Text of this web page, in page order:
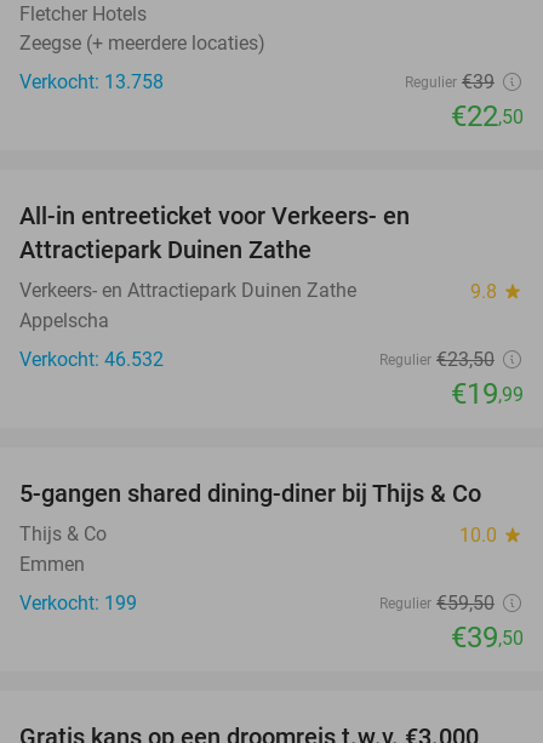
Fletcher Hotels
Zeegse (+ meerdere locaties)
Verkocht: 13.758
Regulier €39
€22,50
All-in entreeticket voor Verkeers- en
Attractiepark Duinen Zathe
Verkeers- en Attractiepark Duinen Zathe 9.8 star
Appelscha
Verkocht: 46.532
Regulier €23,50
€19,99
34%
5-gangen shared dining-diner bij Thijs & Co
Thijs & Co 10.0 star
Emmen
Verkocht: 199
Regulier €59,50
€39,50
Gratis kans op een droomreis t.w.v. €3.000